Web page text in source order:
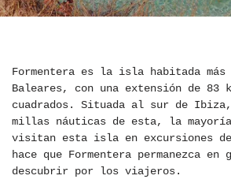
Formentera es la isla habitada más
Baleares, con una extensión de 83
cuadrados. Situada al sur de
millas náuticas de esta, la
visitan esta isla en excursiones
hace que Formentera permanezca
descubrir por los viajeros.